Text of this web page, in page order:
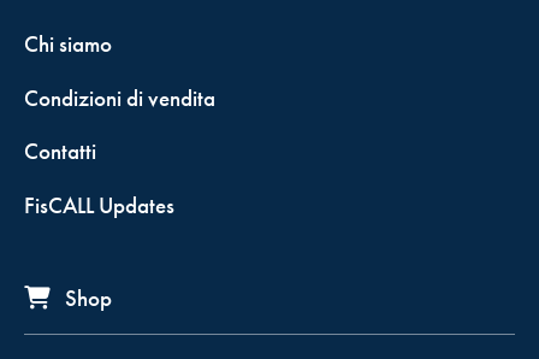
Chi siamo
Condizioni di vendita
Contatti
FisCALL Updates
Shop